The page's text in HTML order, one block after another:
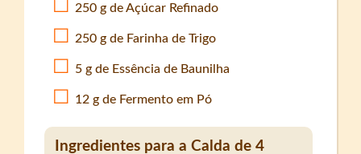
250 g de Açúcar Refinado
250 g de Farinha de Trigo
5 g de Essência de Baunilha
12 g de Fermento em Pó
Ingredientes para a Calda de 4